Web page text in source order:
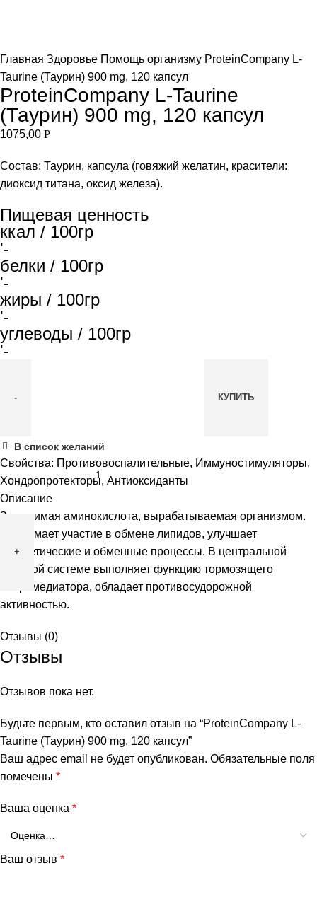
Главная Здоровье Помощь организму ProteinCompany L-
Taurine (Таурин) 900 mg, 120 капсул
ProteinCompany L-Taurine
(Таурин) 900 mg, 120 капсул
1075,00 Р
Состав: Таурин, капсула (говяжий желатин, красители:
диоксид титана, оксид железа).
Пищевая ценность
ккал / 100гр
'-
белки / 100гр
'-
жиры / 100гр
'-
углеводы / 100гр
'-
Количество
товара
ProteinCompany
L-
Taurine
(Таурин)
900
капсул
КУПИТЬ
В список желаний
Свойства: Противовоспалительные, Иммуностимуляторы,
Хондропротекторы, Антиоксиданты
Описание
Заменимая аминокислота, вырабатываемая организмом.
Принимает участие в обмене липидов, улучшает
энергетические и обменные процессы. В центральной
нервной системе выполняет функцию тормозящего
нейромедиатора, обладает противосудорожной
активностью.
Отзывы (0)
Отзывы
Отзывов пока нет.
Будьте первым, кто оставил отзыв на “ProteinCompany L-
Taurine (Таурин) 900 mg, 120 капсул”
Ваш адрес email не будет опубликован. Обязательные поля
помечены *
Ваша оценка *
Ваш отзыв *